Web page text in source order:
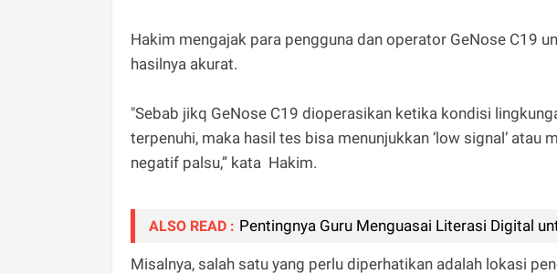
Hakim mengajak para pengguna dan operator GeNose C19
hasilnya akurat.
"Sebab jikq GeNose C19 dioperasikan ketika kondisi
terpenuhi, maka hasil tes bisa menunjukkan ‘low signal’ atau
negatif palsu,” kata Hakim.
ALSO READ : Pentingnya Guru Menguasai Literasi Digital
Misalnya, salah satu yang perlu diperhatikan adalah lokasi